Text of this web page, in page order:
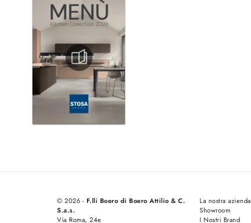
© 2026 - F.lli Boero di Boero Attilio & C.
S.a.s.
Via Roma, 24e
La nostra azienda
Showroom
I Nostri Brand